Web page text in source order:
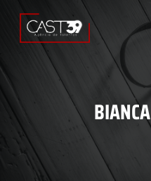
BIANCA